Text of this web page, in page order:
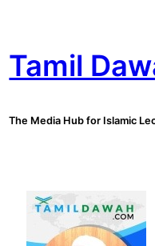
Tamil
The Media Hub for Islamic